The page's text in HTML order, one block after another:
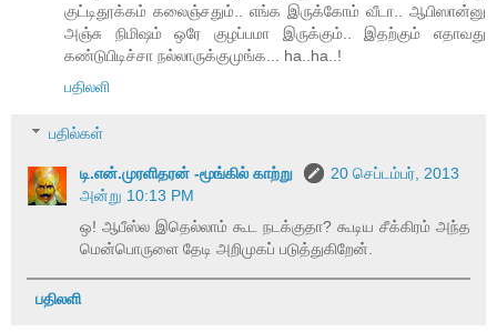
குட்டிதூக்கம் கலைஞ்சதும்.. எங்க இருக்கோம் வீடா.. ஆபிஸான்னு
அஞ்சு நிமிஷம் ஒரே குழப்பமா இருக்கும்.. இதற்கும் எதாவது
கண்டுபிடிச்சா நல்லாருக்குமுங்க... ha..ha..!
பதிலளி
பதில்கள்
டி.என்.முரளிதரன் -மூங்கில் காற்று
20 செப்டம்பர், 2013
அன்று 10:13 PM
ஒ! ஆபீஸ்ல இதெல்லாம் கூட நடக்குதா? கூடிய சீக்கிரம் அந்த
மென்பொருளை தேடி அறிமுகப் படுத்துகிறேன்.
பதிலளி